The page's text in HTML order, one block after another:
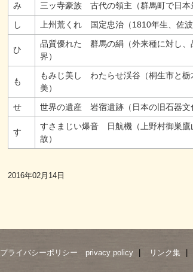
み
三ッ寺豪族 古代の領主（群馬町で日本
し
上州荒くれ 国定忠治（1810年生、佐
ひ
品質優れた 群馬の絹（外来種に対し、
界）
も
もみじ美し わたらせ渓谷（桐生市と栃
美）
せ
世界の遺産 岩宿遺跡（日本の旧石器文
す
すさまじい爆音 日航機（上野村御巣鷹
故）
2016年02月14日
プライバシーポリシー privacy policy リンク集